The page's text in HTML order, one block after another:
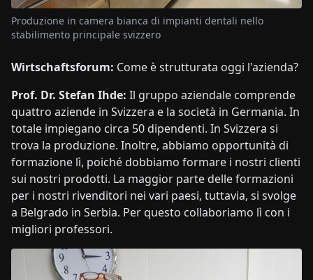
Produzione in camera bianca di impianti dentali nello
stabilimento principale svizzero
Wirtschaftsforum: Come è strutturata oggi l'azienda?
Prof. Dr. Stefan Ihde: Il gruppo aziendale comprende
quattro aziende in Svizzera e la società in Germania. In
totale impiegano circa 50 dipendenti. In Svizzera si
trova la produzione. Inoltre, abbiamo opportunità di
formazione lì, poiché dobbiamo formare i nostri clienti
sui nostri prodotti. La maggior parte delle formazioni
per i nostri rivenditori nei vari paesi, tuttavia, si svolge
a Belgrado in Serbia. Per questo collaboriamo lì con i
migliori professori.